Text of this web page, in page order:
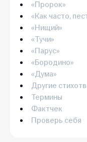
«Пророк»
«Как часто,
«Нищий»
«Тучи»
«Парус»
«Бородино»
«Дума»
Другие
Термины
Фактчек
Проверь себя